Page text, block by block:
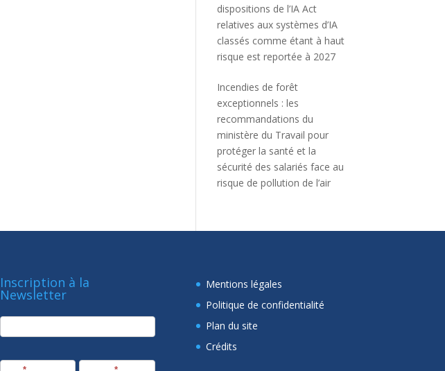
dispositions de l’IA Act
relatives aux systèmes d’IA
classés comme étant à haut
risque est reportée à 2027
Incendies de forêt
exceptionnels : les
recommandations du
ministère du Travail pour
protéger la santé et la
sécurité des salariés face au
risque de pollution de l’air
Inscription à la
Newsletter
newsletter
Mentions légales
Politique de confidentialité
Plan du site
Crédits